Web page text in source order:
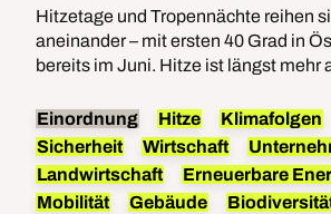
Hitzetage und Tropennächte reihen
aneinander – mit ersten 40 Grad in
bereits im Juni. Hitze ist längst mehr
Sicherheit und den Wohlstand im
effektiven Hitzeschutz braucht es
Anpassungen und die Befreiung von
und Gas.
Einordnung Hitze
Klimafolgen
Sicherheit
Wirtschaft
Landwirtschaft
Erneuerbare
Mobilität
Gebäude